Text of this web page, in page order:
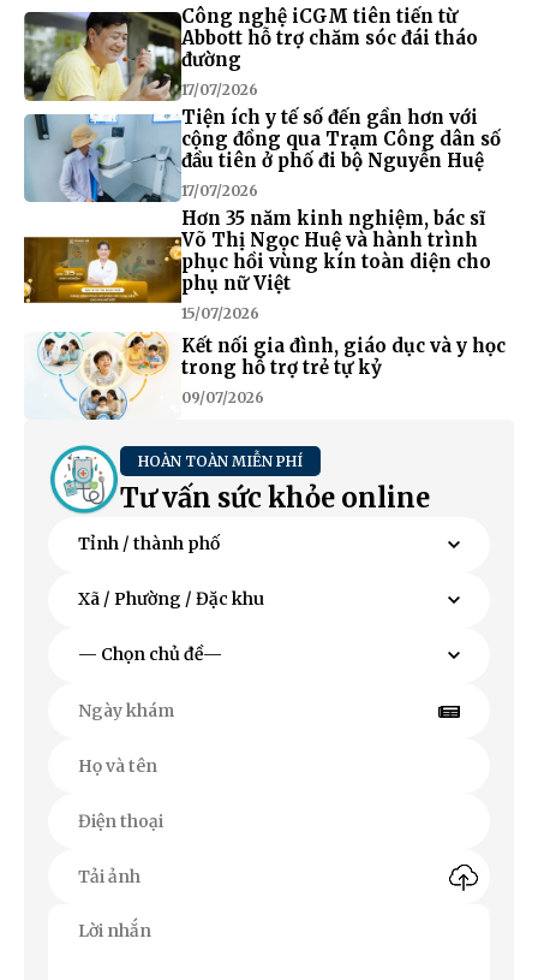
Công nghệ iCGM tiên tiến từ
Abbott hỗ trợ chăm sóc đái tháo
đường
17/07/2026
Tiện ích y tế số đến gần hơn với
cộng đồng qua Trạm Công dân số
đầu tiên ở phố đi bộ Nguyễn Huệ
17/07/2026
Hơn 35 năm kinh nghiệm, bác sĩ
Võ Thị Ngọc Huệ và hành trình
phục hồi vùng kín toàn diện cho
phụ nữ Việt
15/07/2026
Kết nối gia đình, giáo dục và y học
trong hỗ trợ trẻ tự kỷ
09/07/2026
HOÀN TOÀN MIỄN PHÍ
Tư vấn sức khỏe online